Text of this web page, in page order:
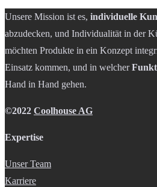
Unsere Mission ist es, individuelle
abzudecken, und Individualität in der
möchten Produkte in ein Konzept
Einsatz kommen, und in welcher
Hand in Hand gehen.
©2022 Coolhouse AG
Expertise
Unser Team
Karriere